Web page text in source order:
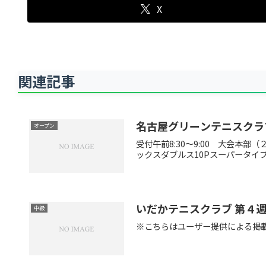
X
関連記事
オープン 名古屋グリーンテニスク
受付午前8:30～9:00 大会本部（
ックスダブルス10Pスーパータイ
中級 いだかテニスクラブ 第４
※こちらはユーザー提供による掲